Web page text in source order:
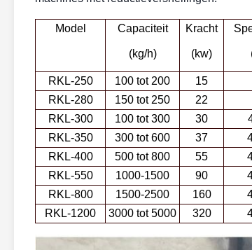
Model Capaciteit
(kg/h)
Kracht
(kw)
RKL-250 100 tot 200 15
RKL-280
150 tot 250 22
RKL-300
100 tot 300 30
RKL-350
300 tot 600 37
RKL-400
500 tot 800 55
RKL-550
1000-1500 90
RKL-800
1500-2500 160
RKL-1200
3000 tot 5000 320